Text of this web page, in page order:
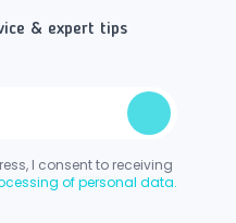
& expert tips
I consent to receiving
of personal data.